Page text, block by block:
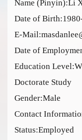
Name (Pinyin):Li
Date of
E-Mail:
Date of
Education
Doctorate Study
Gender:Male
Contact
Status:Employed